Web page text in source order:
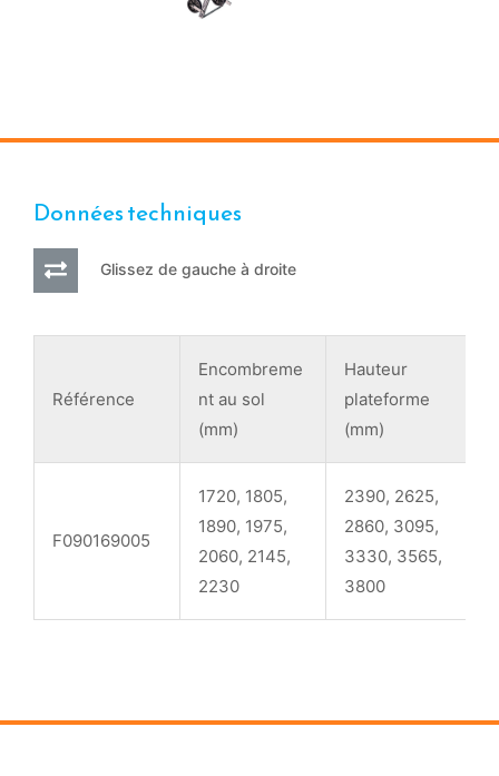
Données techniques
Glissez de gauche à droite
Référence
Encombreme
nt au sol
(mm)
Hauteur
plateforme
(mm)
F090169005
1720, 1805,
1890, 1975,
2060, 2145,
2230
2390, 2625,
2860, 3095,
3330, 3565,
3800